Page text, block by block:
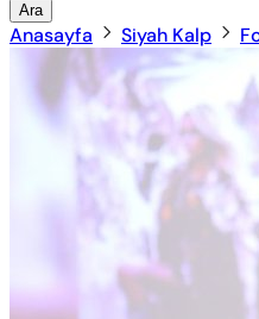
Ara
Anasayfa Siyah Kalp